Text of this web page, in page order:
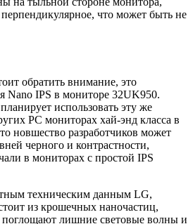
что может быть не
обратить внимание, это
Nano IPS в мониторе 32UK950.
использовать эту же
PC мониторах хай-энд класса в
новшество разработчиков может
черного и контрастности,
в мониторах с простой IPS
техническим данным LG,
из крошечных наночастиц,
поглощают лишние световые волны и